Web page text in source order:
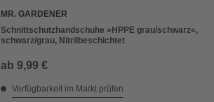
MR. GARDENER
Schnittschutzhandschuhe »HPPE grau/schwarz«,
schwarz/grau, Nitrilbeschichtet
ab 9,99 €
Verfügbarkeit im Markt prüfen